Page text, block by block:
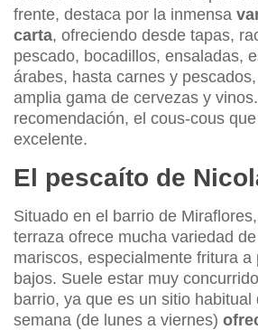
frente, destaca por la inmensa
carta, ofreciendo desde tapas,
pescado, bocadillos, ensaladas,
árabes, hasta carnes y
amplia gama de cervezas y
recomendación, el cous-cous
excelente.
El pescaíto de
Situado en el barrio de
terraza ofrece mucha variedad
mariscos, especialmente fritura a
bajos. Suele estar muy
barrio, ya que es un sitio habitual
semana (de lunes a viernes)